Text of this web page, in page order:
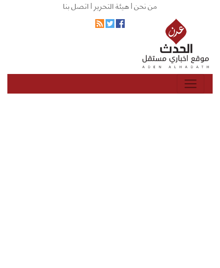
من نحن |هيئة التحرير |اتصل بنا